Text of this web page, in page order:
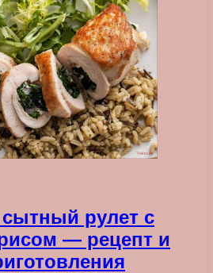
рулет с
— рецепт и